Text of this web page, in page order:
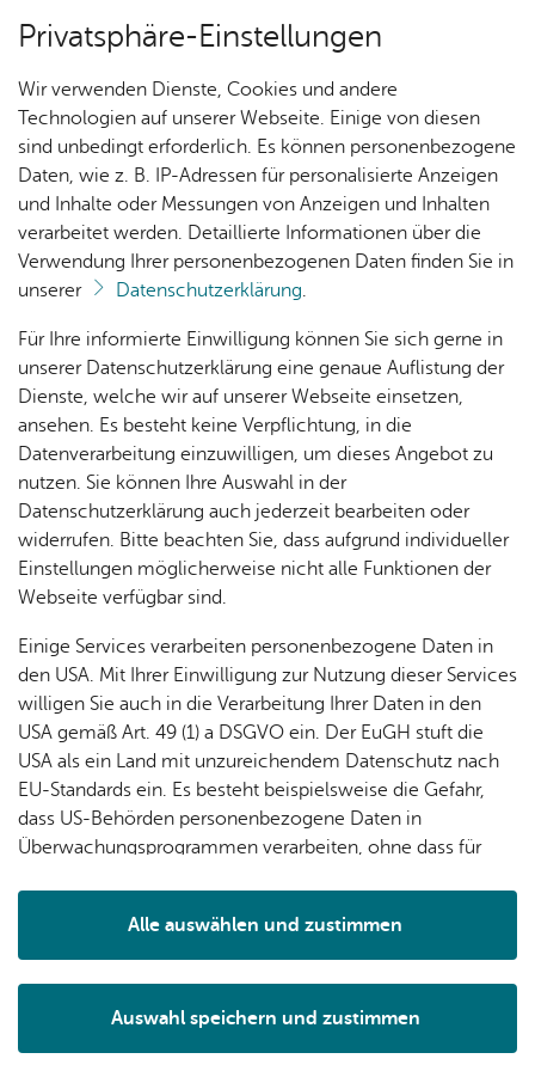
Ak­tu­el­les
Nach­
Ver­an­
stal­
tun­
gen
Kin­der­
pro­
gramm
Aus­
wahl­
Me­di­
tipps
Füh­run­gen
Vor­le­sen
Grup­pen­füh­rung für Kin­der­
gär­ten
Entdecken Sie das Medienhaus
Was ist eine Bibliothek? Wo finde ich Bilderbücher, CDs
und Spiele?
Das fragen die Kinder bei ihrem ersten Bibliotheksbesuch
besonders häufig.
Und darum geht es auch in dem Bibliotheksquiz, mit dem
Kinderbereiches hat dasselbe Motto.
Bei der Stöberzeit haben die Kinder die Möglichkeit, auf
gemütlichen Sitzsäcken die Lieblingsbücher zu entdecken.
Der gemeinsame Medienhaus-Besuch endet mit einer
vorgelesenen Geschichte.
Die Stöberzeit kann auch für das Zusammentragen von
Möglichkeit, die Bücher in eine
und über den gültigen Leseausweis der Begleitperson für
vier Wochen auszuleihen. Wenn Sie bei dem Medienhaus-
Besuch mit Ihrer Kindergartengruppe gerne eine
Medienkiste packen möchten, dann teilen Sie uns das bitte
gleich bei der Terminvereinbarung mit.
Privatsphäre-Einstellungen
Wir verwenden Dienste, Cookies und andere
Technologien auf unserer Webseite. Einige von diesen
sind unbedingt erforderlich. Es können personenbezogene
Daten, wie z. B. IP-Adressen für personalisierte Anzeigen
und Inhalte oder Messungen von Anzeigen und Inhalten
verarbeitet werden. Detaillierte Informationen über die
Verwendung Ihrer personenbezogenen Daten finden Sie in
unserer
Datenschutzerklärung.
Für Ihre informierte Einwilligung können Sie sich gerne in
unserer Datenschutzerklärung eine genaue Auflistung der
Dienste, welche wir auf unserer Webseite einsetzen,
ansehen. Es besteht keine Verpflichtung, in die
Datenverarbeitung einzuwilligen, um dieses Angebot zu
nutzen. Sie können Ihre Auswahl in der
Datenschutzerklärung auch jederzeit bearbeiten oder
widerrufen. Bitte beachten Sie, dass aufgrund individueller
Einstellungen möglicherweise nicht alle Funktionen der
Webseite verfügbar sind.
Einige Services verarbeiten personenbezogene Daten in
den USA. Mit Ihrer Einwilligung zur Nutzung dieser Services
willigen Sie auch in die Verarbeitung Ihrer Daten in den
USA gemäß Art. 49 (1) a DSGVO ein. Der EuGH stuft die
USA als ein Land mit unzureichendem Datenschutz nach
EU-Standards ein. Es besteht beispielsweise die Gefahr,
dass US-Behörden personenbezogene Daten in
Überwachungsprogrammen verarbeiten, ohne dass für
Auswahl speichern und zustimmen
Alle auswählen und zustimmen